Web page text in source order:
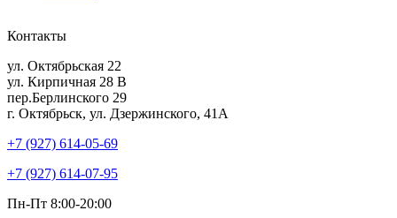
Контакты
ул. Октябрьская 22
ул. Кирпичная 28 В
пер.Берлинского 29
г. Октябрьск, ул. Дзержинского, 41А
+7 (927) 614-05-69
+7 (927) 614-07-95
Пн-Пт 8:00-20:00